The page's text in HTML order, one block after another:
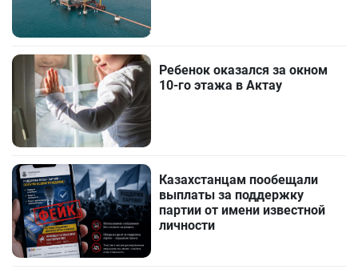
Ребенок оказался за окном
10-го этажа в Актау
Казахстанцам пообещали
выплаты за поддержку
партии от имени известной
личности